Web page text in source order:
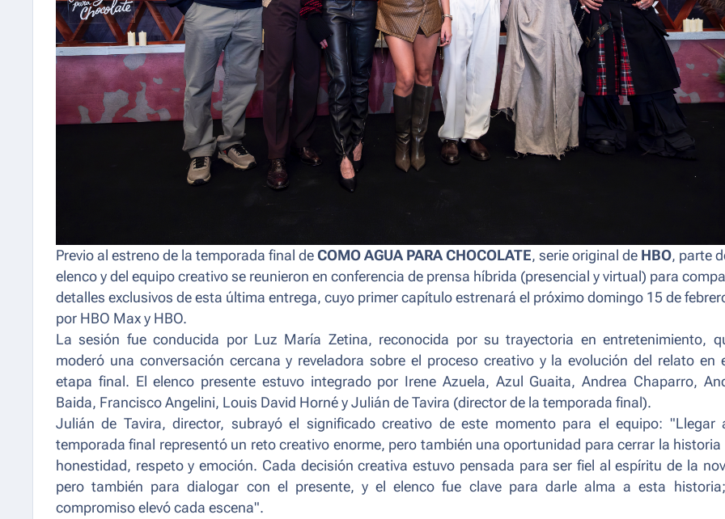
Previo al estreno de la temporada final de COMO AGUA PARA CHOCOLATE, serie original de HBO, parte
elenco y del equipo creativo se reunieron en conferencia de prensa híbrida (presencial y virtual) para
detalles exclusivos de esta última entrega, cuyo primer capítulo estrenará el próximo domingo 15 de
por HBO Max y HBO.
La sesión fue conducida por Luz María Zetina, reconocida por su trayectoria en entretenimiento,
moderó una conversación cercana y reveladora sobre el proceso creativo y la evolución del relato en
etapa final. El elenco presente estuvo integrado por Irene Azuela, Azul Guaita, Andrea Chaparro,
Baida, Francisco Angelini, Louis David Horné y Julián de Tavira (director de la temporada final).
Julián de Tavira, director, subrayó el significado creativo de este momento para el equipo: "Llegar
temporada final representó un reto creativo enorme, pero también una oportunidad para cerrar la historia
honestidad, respeto y emoción. Cada decisión creativa estuvo pensada para ser fiel al espíritu de la
pero también para dialogar con el presente, y el elenco fue clave para darle alma a esta
compromiso elevó cada escena".